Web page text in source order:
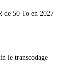
de 50 To en 2027
le transcodage